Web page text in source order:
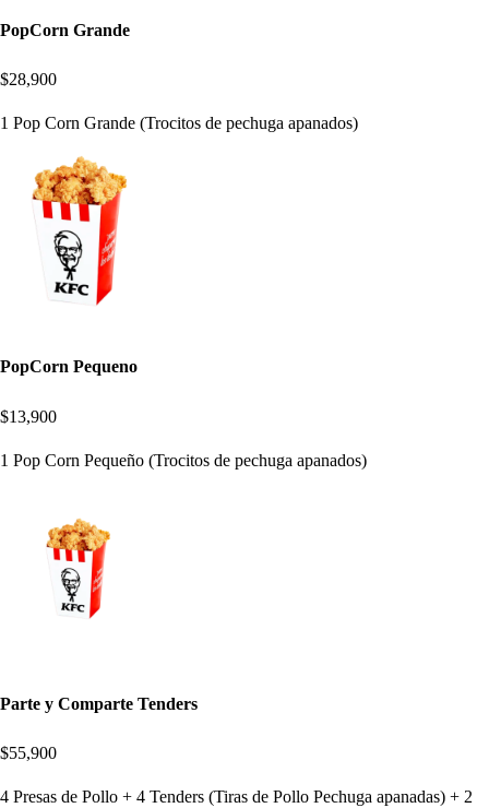
PopCorn Grande
$28,900
1 Pop Corn Grande (Trocitos de pechuga apanados)
PopCorn Pequeno
$13,900
1 Pop Corn Pequeño (Trocitos de pechuga apanados)
Parte y Comparte Tenders
$55,900
4 Presas de Pollo + 4 Tenders (Tiras de Pollo Pechuga apanadas) + 2